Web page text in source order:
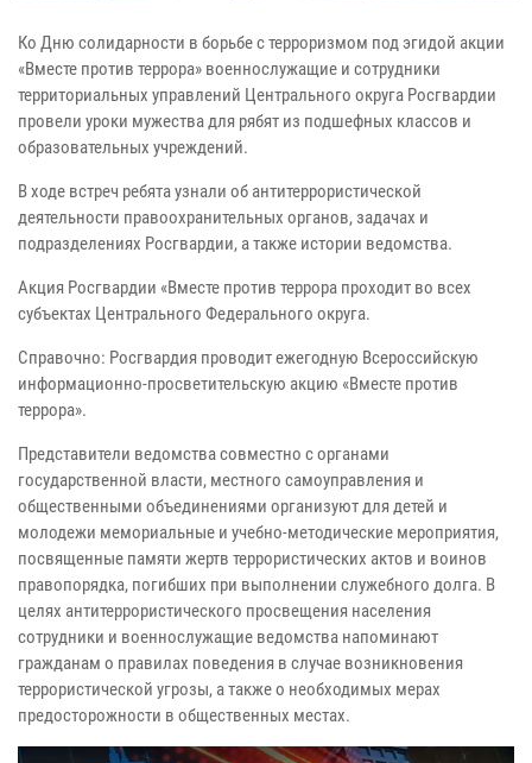
Ко Дню солидарности в борьбе с терроризмом под эгидой акции
«Вместе против террора» военнослужащие и сотрудники
территориальных управлений Центрального округа Росгвардии
провели уроки мужества для рябят из подшефных классов и
образовательных учреждений.
В ходе встреч ребята узнали об антитеррористической
деятельности правоохранительных органов, задачах и
подразделениях Росгвардии, а также истории ведомства.
Акция Росгвардии «Вместе против террора проходит во всех
субъектах Центрального Федерального округа.
Справочно: Росгвардия проводит ежегодную Всероссийскую
информационно-просветительскую акцию «Вместе против
террора».
Представители ведомства совместно с органами
государственной власти, местного самоуправления и
общественными объединениями организуют для детей и
молодежи мемориальные и учебно-методические мероприятия,
посвященные памяти жертв террористических актов и воинов
правопорядка, погибших при выполнении служебного долга. В
целях антитеррористического просвещения населения
сотрудники и военнослужащие ведомства напоминают
гражданам о правилах поведения в случае возникновения
террористической угрозы, а также о необходимых мерах
предосторожности в общественных местах.